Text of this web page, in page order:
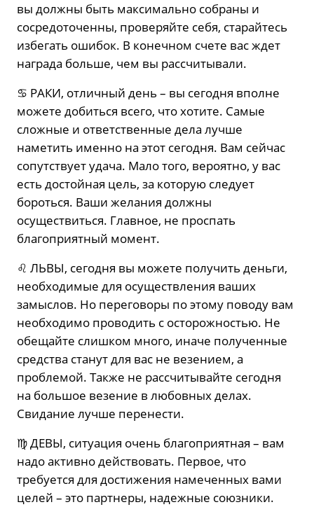
вы должны быть максимально собраны и
сосредоточенны, проверяйте себя, старайтесь
избегать ошибок. В конечном счете вас ждет
награда больше, чем вы рассчитывали.
♋️ РАКИ, отличный день – вы сегодня вполне
можете добиться всего, что хотите. Самые
сложные и ответственные дела лучше
наметить именно на этот сегодня. Вам сейчас
сопутствует удача. Мало того, вероятно, у вас
есть достойная цель, за которую следует
бороться. Ваши желания должны
осуществиться. Главное, не проспать
благоприятный момент.
♌️ ЛЬВЫ, сегодня вы можете получить деньги,
необходимые для осуществления ваших
замыслов. Но переговоры по этому поводу вам
необходимо проводить с осторожностью. Не
обещайте слишком много, иначе полученные
средства станут для вас не везением, а
проблемой. Также не рассчитывайте сегодня
на большое везение в любовных делах.
Свидание лучше перенести.
♍️ ДЕВЫ, ситуация очень благоприятная – вам
надо активно действовать. Первое, что
требуется для достижения намеченных вами
целей – это партнеры, надежные союзники.